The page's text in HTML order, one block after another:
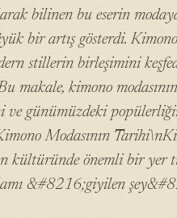
bilinen bu eserin
bir artış gösterdi.
stillerin birleşimini
makale, kimono
ve günümüzdeki
Modasının
kültüründe önemli bir yer
&#8216;giyilen